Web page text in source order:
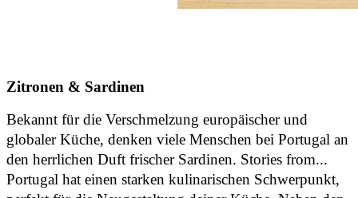
Zitronen & Sardinen
Bekannt für die Verschmelzung europäischer und
globaler Küche, denken viele Menschen bei Portugal an
den herrlichen Duft frischer Sardinen. Stories from...
Portugal hat einen starken kulinarischen Schwerpunkt,